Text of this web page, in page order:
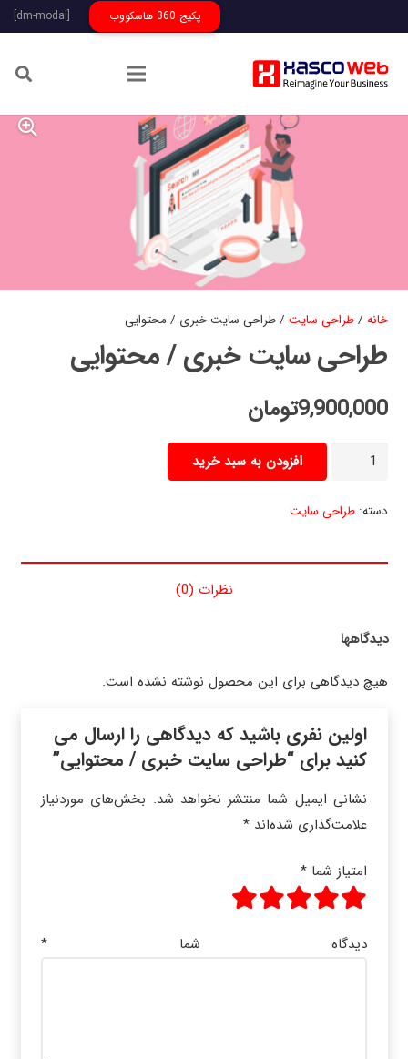
پکیج 360 هاسکووب [dm-modal]
خانه /طراحی سایت / طراحی سایت خبری / محتوایی
طراحی سایت خبری / محتوایی
9,900,000تومان
طراحی
خبری
محتوایی
افزودن به سبد خرید
دسته:طراحی سایت
نظرات (0)
دیدگاهها
هیچ دیدگاهی برای این محصول نوشته نشده است.
اولین نفری باشید که دیدگاهی را ارسال می
کنید برای “طراحی سایت خبری / محتوایی”
نشانی ایمیل شما منتشر نخواهد شد. بخش‌های موردنیاز
علامت‌گذاری شده‌اند *
امتیاز شما *
دیدگاه شما *